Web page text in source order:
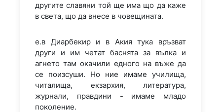
другите славяни той ще има що да каже
в света, що да внесе в човещината.
е.в Диарбекир и в Акия тука връзват
други и им четат баснята за вълка и
агнето там окачили едного на въже да
се поизсуши. Но ние имаме училища,
читалища, екзархия, литература,
журнали, правдини - имаме младо
поколение.